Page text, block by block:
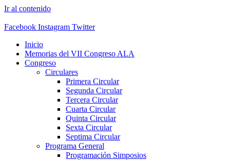
Ir al contenido
Facebook Instagram Twitter
Inicio
Memorias del VII Congreso ALA
Congreso
Circulares
Primera Circular
Segunda Circular
Tercera Circular
Cuarta Circular
Quinta Circular
Sexta Circular
Septima Circular
Programa General
Programación Simposios